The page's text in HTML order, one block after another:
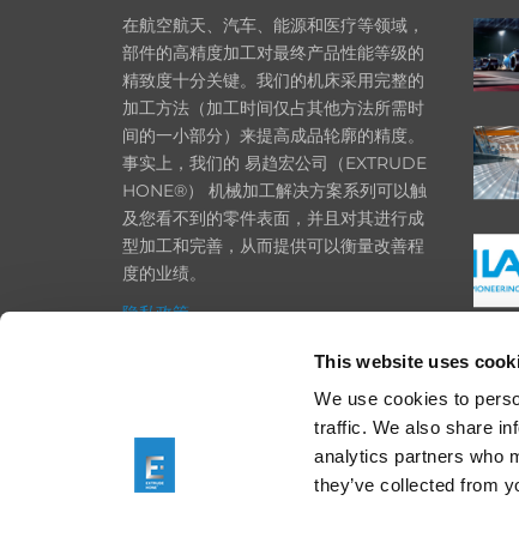
This website uses
We use cookies to
traffic. We also share
analytics partners who
they’ve collected from
在航空航天、汽车、能源和医疗等领域，
部件的高精度加工对最终产品性能等级的
精致度十分关键。我们的机床采用完整的
加工方法（加工时间仅占其他方法所需时
间的一小部分）来提高成品轮廓的精度。
事实上，我们的 易趋宏公司（EXTRUDE
HONE®） 机械加工解决方案系列可以触
及您看不到的零件表面，并且对其进行成
型加工和完善，从而提供可以衡量改善程
度的业绩。
隐私政策
一般条款和条件